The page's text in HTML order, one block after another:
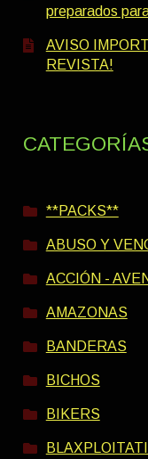
preparados
AVISO
REVISTA!
**PACKS**
ABUSO Y
ACCIÓN -
AMAZONAS
BANDERAS
BICHOS
BIKERS